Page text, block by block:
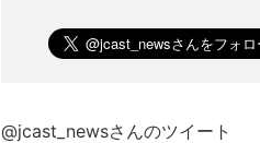
@jcast_newsさんのツイート